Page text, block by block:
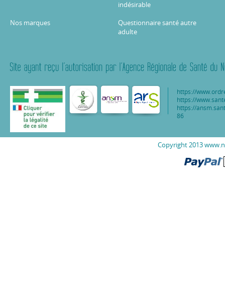
indésirable
Nos marques
Questionnaire santé autre
adulte
https://
https://
https://
86
Copyright 2013